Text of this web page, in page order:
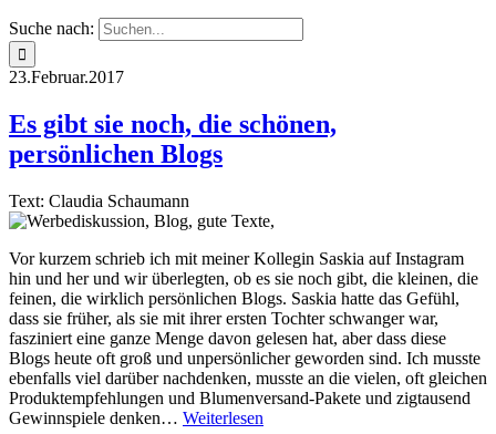
Suche nach:
23.Februar.2017
Es gibt sie noch, die schönen,
persönlichen Blogs
Text: Claudia Schaumann
Vor kurzem schrieb ich mit meiner Kollegin Saskia auf Instagram
hin und her und wir überlegten, ob es sie noch gibt, die kleinen, die
feinen, die wirklich persönlichen Blogs. Saskia hatte das Gefühl,
dass sie früher, als sie mit ihrer ersten Tochter schwanger war,
fasziniert eine ganze Menge davon gelesen hat, aber dass diese
Blogs heute oft groß und unpersönlicher geworden sind. Ich musste
ebenfalls viel darüber nachdenken, musste an die vielen, oft gleichen
Produktempfehlungen und Blumenversand-Pakete und zigtausend
Gewinnspiele denken… Weiterlesen